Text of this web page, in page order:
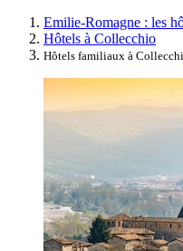
Emilie-Romagne : les
Hôtels à Collecchio
Hôtels familiaux à